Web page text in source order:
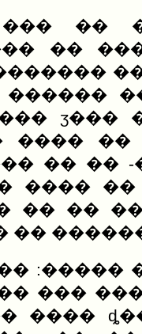
���
��
��
�� ����
�� ��
�� ����
�� ��
����
���
�����